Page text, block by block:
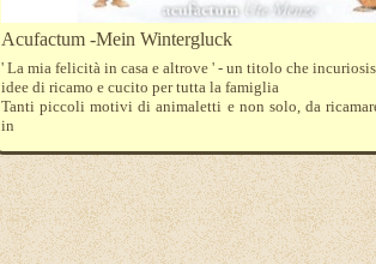
Acufactum -Mein Wintergluck
' La mia felicità in casa e altrove ' - un titolo che
idee di ricamo e cucito per tutta la famiglia
Tanti piccoli motivi di animaletti e non solo, da
in